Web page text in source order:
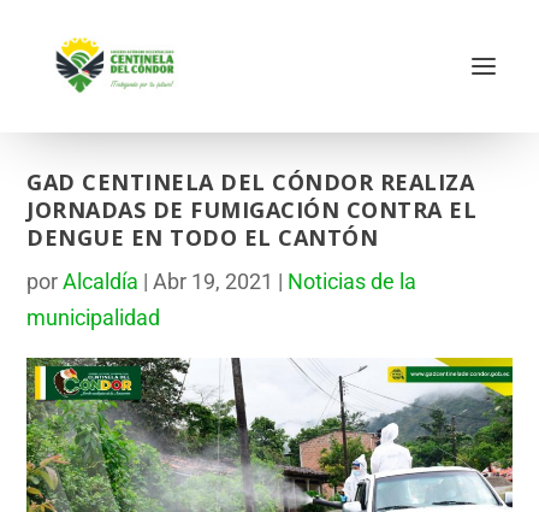
GAD CENTINELA DEL CÓNDOR REALIZA
JORNADAS DE FUMIGACIÓN CONTRA EL
DENGUE EN TODO EL CANTÓN
porAlcaldía |Abr 19, 2021 | Noticias de la
municipalidad